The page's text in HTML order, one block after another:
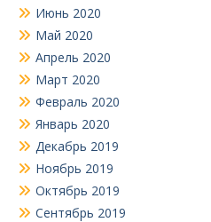
Июнь 2020
Май 2020
Апрель 2020
Март 2020
Февраль 2020
Январь 2020
Декабрь 2019
Ноябрь 2019
Октябрь 2019
Сентябрь 2019